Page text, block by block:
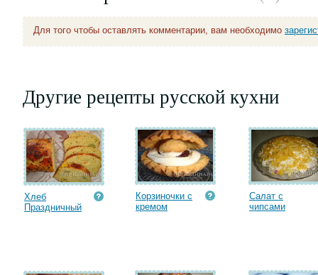
Для того чтобы оставлять комментарии, вам необходимо
Другие рецепты русской кухни
Хлеб
Праздничный
Корзиночки с
кремом
Салат с
чипсами